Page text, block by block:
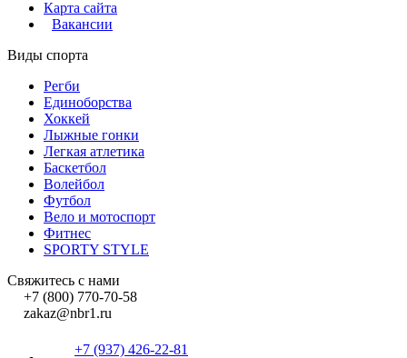
Карта сайта
Вакансии
Виды спорта
Регби
Единоборства
Хоккей
Лыжные гонки
Легкая атлетика
Баскетбол
Волейбол
Футбол
Вело и мотоспорт
Фитнес
SPORTY STYLE
Свяжитесь с нами
+7 (800) 770-70-58
zakaz@nbr1.ru
+7 (937) 426-22-81